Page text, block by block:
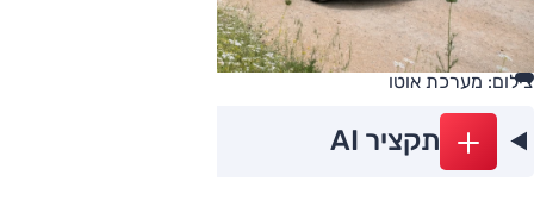
צילום: מערכת אוטו
תקציר AI